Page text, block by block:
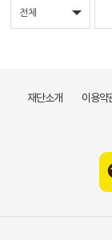
재단소개 이용약